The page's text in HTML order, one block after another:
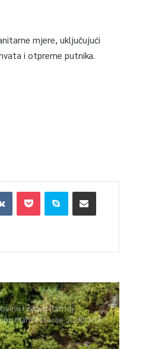
mjere, uključujući
i otpreme putnika.
i zikir u Ratnoj
manifestacije „Odbrana
odana počast